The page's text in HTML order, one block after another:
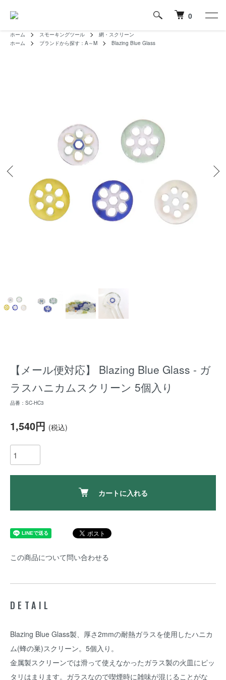
0
ホーム スモーキングツール
網・スクリーン
ホーム
ブランドから探す：A～M Blazing Blue Glass
【メール便対応】 Blazing Blue Glass - ガ
ラスハニカムスクリーン 5個入り
品番：SC-HC3
1,540円 (税込)
カートに入れる
この商品について問い合わせる
DETAIL
Blazing Blue Glass製、厚さ2mmの耐熱ガラスを使用したハニカ
ム(蜂の巣)スクリーン。5個入り。
金属製スクリーンでは滑って使えなかったガラス製の火皿にピッ
タリはまります。ガラスなので喫煙時に雑味が混じることがな